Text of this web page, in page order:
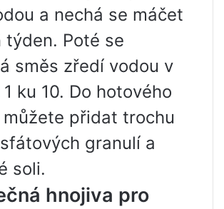
a nechá se máčet
týden. Poté se
směs zředí vodou v
ku 10. Do hotového
přidat trochu
granulí a
soli.
hnojiva pro